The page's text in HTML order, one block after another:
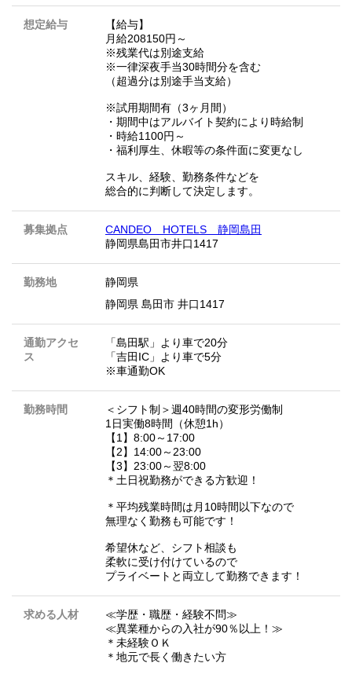
想定給与
【給与】
月給208150円～
※残業代は別途支給
※一律深夜手当30時間分を含む
（超過分は別途手当支給）
※試用期間有（3ヶ月間）
・期間中はアルバイト契約により時給制
・時給1100円～
・福利厚生、休暇等の条件面に変更なし
スキル、経験、勤務条件などを
総合的に判断して決定します。
募集拠点
CANDEO HOTELS 静岡島田
静岡県島田市井口1417
勤務地
静岡県
静岡県 島田市 井口1417
通勤アクセ
ス
「島田駅」より車で20分
「吉田IC」より車で5分
※車通勤OK
勤務時間
＜シフト制＞週40時間の変形労働制
1日実働8時間（休憩1h）
【1】8:00～17:00
【2】14:00～23:00
【3】23:00～翌8:00
＊土日祝勤務ができる方歓迎！
＊平均残業時間は月10時間以下なので
無理なく勤務も可能です！
希望休など、シフト相談も
柔軟に受け付けているので
プライベートと両立して勤務できます！
求める人材
≪学歴・職歴・経験不問≫
≪異業種からの入社が90％以上！≫
＊未経験ＯＫ
＊地元で長く働きたい方